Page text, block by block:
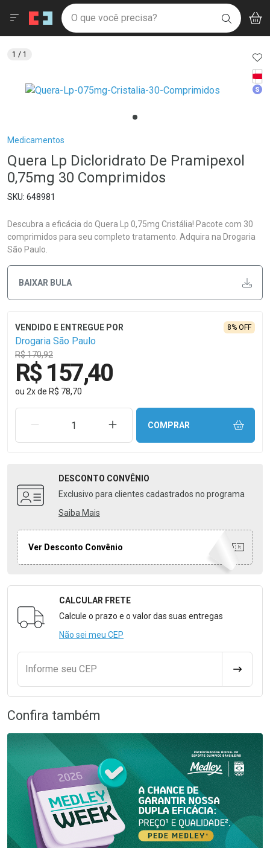
Drogaria São Paulo
Ir direto para a home
pela página
Ir direto para o conteúdo
Ir direto para a busca
Ir direto para a conta
Ir direto para a notificações
Ir direto para o carrinho
Faça a sua busca
O que você precisa? BUSCAR
Menu
Breadcrumb
Medicamentos
Quera Lp Dicloridrato De Pramipexol
0,75mg 30 Comprimidos
648981
Descubra a eficácia do Quera Lp 0,75mg Cristália! Pacote com 30
comprimidos para seu completo tratamento. Adquira na Drogaria
São Paulo.
BAIXAR BULA
Drogaria São Paulo
R$ 170,92
8% OFF
R$ 157,40
ou 2xde R$ 78,70
REMOVER UMA UNIDADEAUMENTAR UMA UNIDADE
COMPRAR
DESCONTO CONVÊNIO
Exclusivo para clientes cadastrados no programa
Saiba Mais
Ver Desconto Convênio
Formulário para Calcular o Frete
CALCULAR FRETE
Calcule o prazo e o valor das suas entregas
Não sei meu CEP
Informe seu CEP
1 / 1
Confira também